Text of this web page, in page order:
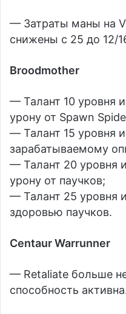
— Затраты маны на
снижены с 25 до 12/
Broodmother
— Талант 10 уровня
урону от Spawn
— Талант 15 уровня
зарабатываемому
— Талант 20 уровня
урону от паучков;
— Талант 25 уровня
здоровью паучков.
Centaur Warrunner
— Retaliate больше
способность